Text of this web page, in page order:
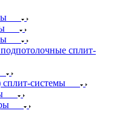
сплит-
системы